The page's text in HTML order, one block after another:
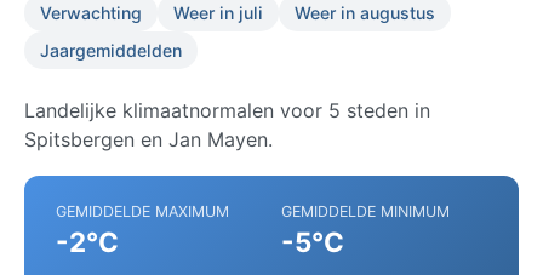
Verwachting Weer in juli
Weer in augustus
Jaargemiddelden
Landelijke klimaatnormalen voor 5 steden in
Spitsbergen en Jan Mayen.
GEMIDDELDE MAXIMUM
-2°C
GEMIDDELDE MINIMUM
-5°C